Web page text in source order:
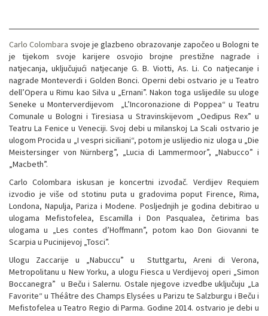
Carlo Colombara svoje je glazbeno obrazovanje započeo u Bologni te
je tijekom svoje karijere osvojio brojne prestižne nagrade i
natjecanja, uključujući natjecanje G. B. Viotti, As. Li. Co natjecanje i
nagrade Monteverdi i Golden Bonci. Operni debi ostvario je u Teatro
dell’Opera u Rimu kao Silva u „Ernani”. Nakon toga uslijedile su uloge
Seneke u Monterverdijevom „L’Incoronazione di Poppea“ u Teatru
Comunale u Bologni i Tiresiasa u Stravinskijevom „Oedipus Rex” u
Teatru La Fenice u Veneciji. Svoj debi u milanskoj La Scali ostvario je
ulogom Procida u „I vespri siciliani“, potom je uslijedio niz uloga u „Die
Meistersinger von Nürnberg”, „Lucia di Lammermoor”, „Nabucco” i
„Macbeth”.
Carlo Colombara iskusan je koncertni izvođač. Verdijev Requiem
izvodio je više od stotinu puta u gradovima poput Firence, Rima,
Londona, Napulja, Pariza i Modene. Posljednjih je godina debitirao u
ulogama Mefistofelea, Escamilla i Don Pasqualea, četirima bas
ulogama u „Les contes d’Hoffmann”, potom kao Don Giovanni te
Scarpia u Pucinijevoj „Tosci”.
Ulogu Zaccarije u „Nabuccu” u Stuttgartu, Areni di Verona,
Metropolitanu u New Yorku, a ulogu Fiesca u Verdijevoj operi „Simon
Boccanegra” u Beču i Salernu. Ostale njegove izvedbe uključuju „La
Favorite“ u Théâtre des Champs Elysées u Parizu te Salzburgu i Beču i
Mefistofelea u Teatro Regio di Parma. Godine 2014. ostvario je debi u